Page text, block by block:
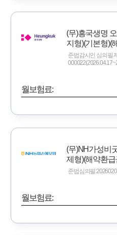
(무)흥국생명
지형)(기본형)(
준법감시인 심의필
월보험료:
(무)NH가성비
제형)(해약환
준법심의필
월보험료: